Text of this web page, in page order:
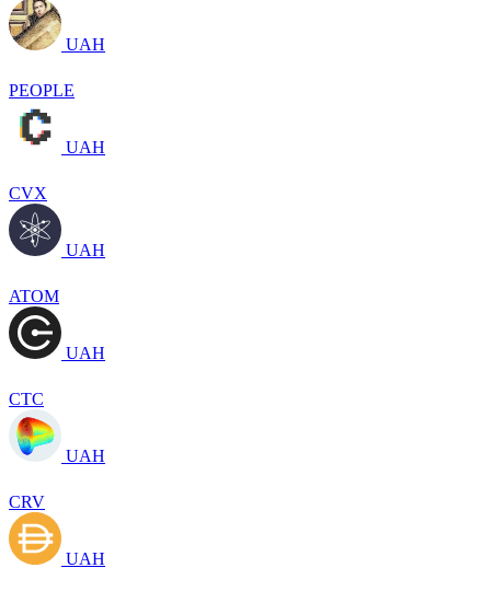
UAH
PEOPLE
UAH
CVX
UAH
ATOM
UAH
CTC
UAH
CRV
UAH